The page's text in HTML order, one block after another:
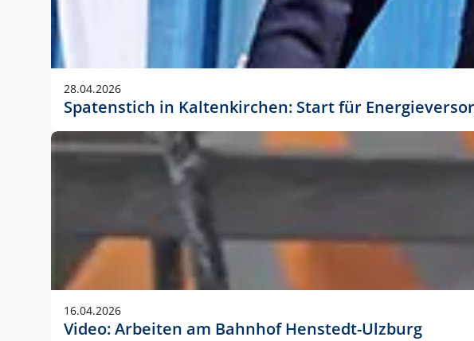
Anwendungsgröße im Layout:
Die Logohöhe beträgt 4 – 10 % der jeweiligen Formathöhe. Daraus
folgende fest definierte Anwendungsgrößen im Layout:
28.04.2026
Spatenstich in Kaltenkirchen: Start für
16.04.2026
Video: Arbeiten am Bahnhof Henstedt-Ulzburg